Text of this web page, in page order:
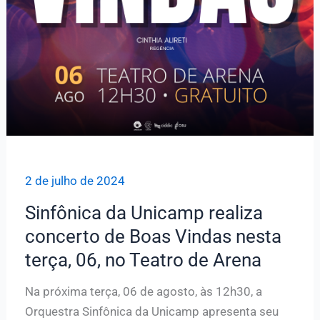
2 de julho de 2024
Sinfônica da Unicamp realiza
concerto de Boas Vindas nesta
terça, 06, no Teatro de Arena
Na próxima terça, 06 de agosto, às 12h30, a
Orquestra Sinfônica da Unicamp apresenta seu